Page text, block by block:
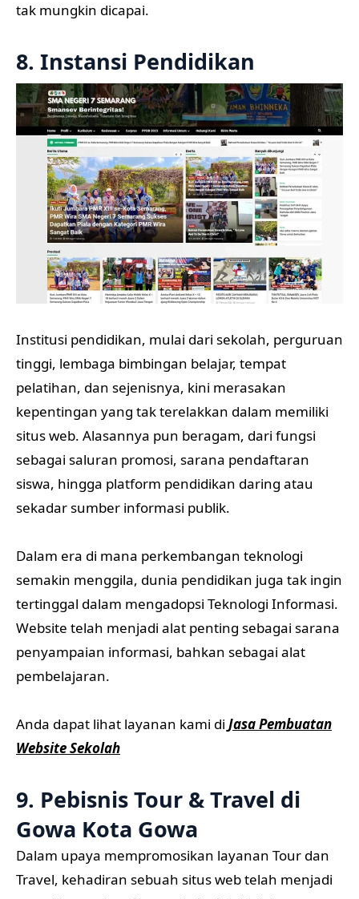
tak mungkin dicapai.
8. Instansi Pendidikan
Institusi pendidikan, mulai dari sekolah, perguruan
tinggi, lembaga bimbingan belajar, tempat
pelatihan, dan sejenisnya, kini merasakan
kepentingan yang tak terelakkan dalam memiliki
situs web. Alasannya pun beragam, dari fungsi
sebagai saluran promosi, sarana pendaftaran
siswa, hingga platform pendidikan daring atau
sekadar sumber informasi publik.
Dalam era di mana perkembangan teknologi
semakin menggila, dunia pendidikan juga tak ingin
tertinggal dalam mengadopsi Teknologi Informasi.
Website telah menjadi alat penting sebagai sarana
penyampaian informasi, bahkan sebagai alat
pembelajaran.
Anda dapat lihat layanan kami di Jasa Pembuatan
Website Sekolah
9. Pebisnis Tour & Travel di
Gowa Kota Gowa
Dalam upaya mempromosikan layanan Tour dan
Travel, kehadiran sebuah situs web telah menjadi